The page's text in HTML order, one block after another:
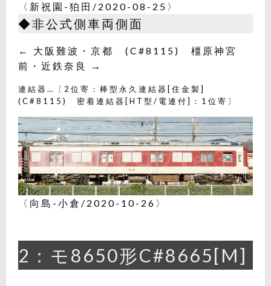
〈新祝園-狛田/2020-08-25〉
◆非公式側車両側面
← 大阪難波・京都 (C#8115) 橿原神宮
前・近鉄奈良 →
連結器…〔2位寄：棒型永久連結器[住金製]
(C#8115) 密着連結器[HT型/電連付]：1位寄〕
〈向島-小倉/2020-10-26〉
2：モ8650形C#8665[M]